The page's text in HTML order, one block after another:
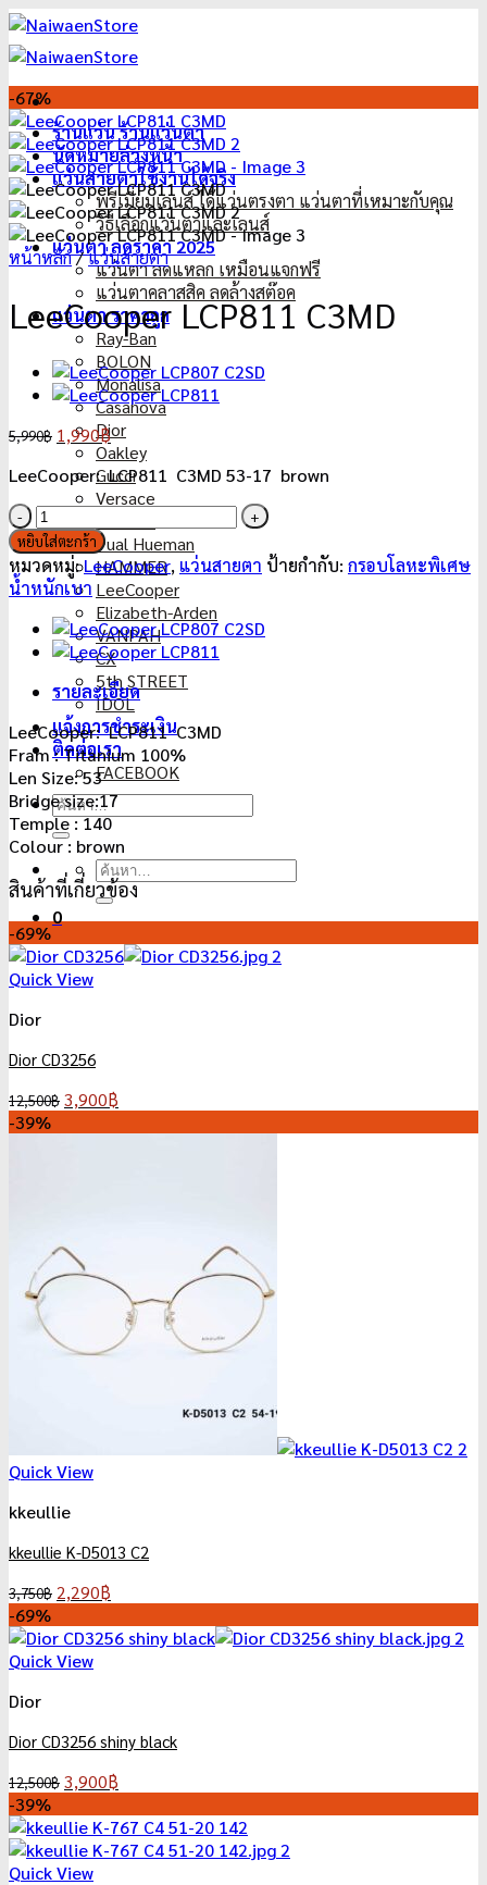
ข้าม
ไป
ยัง
เนื้อหา
ร้านแว่น ร้านแว่นตา
นัดหมายล่วงหน้า
แว่นสายตาใช้งานได้จริง
พรีเมี่ยมเลนส์ ได้แว่นตรงตา แว่นตาที่เหมาะกับคุณ
วิธีเลือกแว่นตาและเลนส์
แว่นตา ลดราคา 2025
แว่นตา ลดแหลก เหมือนแจกฟรี
แว่นตาคลาสสิค ลดล้างสต๊อค
แว่นตา ราคาถูก
Ray-Ban
BOLON
Monalisa
Casanova
Dior
Oakley
Gucci
Versace
Pual Hueman
HAMMER
LeeCooper
Elizabeth-Arden
VANPAH
CX
5th STREET
IDOL
แจ้งการชำระเงิน
ติดต่อเรา
FACEBOOK
ค้นหา:
ค้นหา:
0
-67%
หน้าหลัก/แว่นสายตา
LeeCooper LCP811 C3MD
5,990฿ Original
price
was:
5,990฿.
1,990฿Current
price
is:
1,990฿.
LeeCooper: LCP811 C3MD 53-17 brown
จำนวน
LeeCooper
LCP811
C3MD
หยิบใส่ตะกร้า
หมวดหมู่:LeeCooper, แว่นสายตา ป้ายกำกับ: กรอบโลหะพิเศษ
น้ำหนักเบา
รายละเอียด
LeeCooper: LCP811 C3MD
Fram : Titanium 100%
Len Size: 53
Bridge size:17
Temple : 140
Colour : brown
สินค้าที่เกี่ยวข้อง
-69%
Quick View
Dior
Dior CD3256
12,500฿ Original
3,900฿
-39%
Quick View
kkeullie
kkeullie K-D5013 C2
3,750฿ Original
was:
3,750฿.
2,290฿
is:
-69%
Quick View
Dior
Dior CD3256 shiny black
12,500฿ Original
was:
12,500฿.
3,900฿
is:
3,900฿.
-39%
Quick View